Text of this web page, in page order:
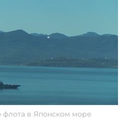
флота в Японском море